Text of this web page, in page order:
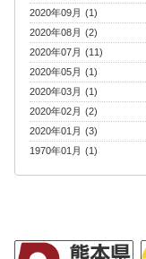
2020年09月 (1)
2020年08月 (2)
2020年07月 (11)
2020年05月 (1)
2020年03月 (1)
2020年02月 (2)
2020年01月 (3)
1970年01月 (1)